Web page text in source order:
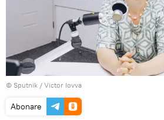
© Sputnik / Victor Iovva
Abonare